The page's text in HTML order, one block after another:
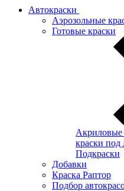
Автокраски
Аэрозольные
Готовые краски
Акриловые
краски под
Подкраски
Добавки
Краска Раптор
Подбор